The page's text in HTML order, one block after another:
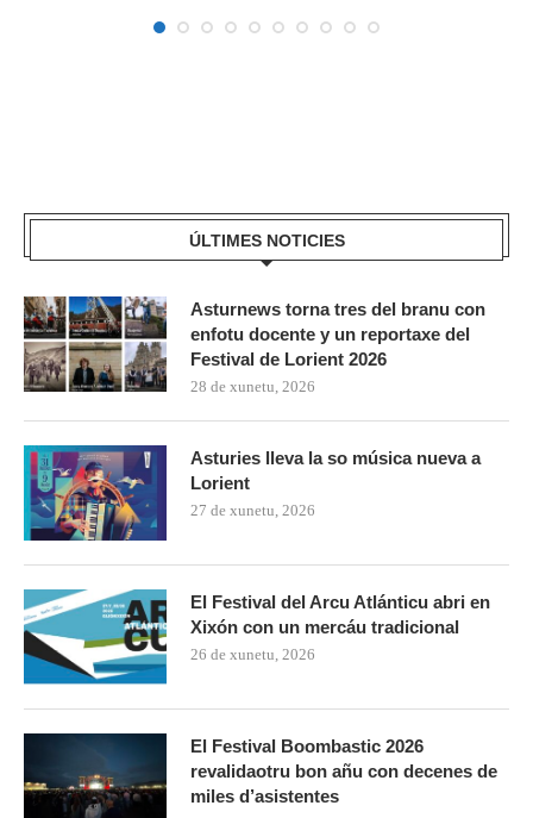
ÚLTIMES NOTICIES
Asturnews torna tres del branu con
enfotu docente y un reportaxe del
Festival de Lorient 2026
28 de xunetu, 2026
Asturies lleva la so música nueva a
Lorient
27 de xunetu, 2026
El Festival del Arcu Atlánticu abri en
Xixón con un mercáu tradicional
26 de xunetu, 2026
El Festival Boombastic 2026
revalidaotru bon añu con decenes de
miles d’asistentes